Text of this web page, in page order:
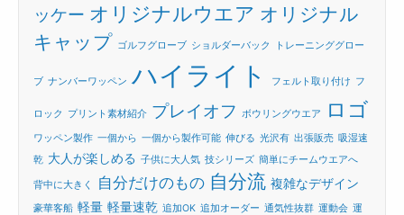
ッケー オリジナルウエア オリジナル
キャップ ゴルフグローブ ショルダーバック トレーニンググロー
ブ ナンバーワッペン ハイライト フェルト取り付け フ
ロック プリント素材紹介 プレイオフ ボウリングウエア ロゴ
ワッペン製作 一個から 一個から製作可能 伸びる 光沢有 出張販売 吸湿速
乾 大人が楽しめる 子供に大人気 技シリーズ 簡単にチームウエアへ
背中に大きく 自分だけのもの 自分流 複雑なデザイン
豪華客船 軽量 軽量速乾 追加OK 追加オーダー 通気性抜群 運動会 運